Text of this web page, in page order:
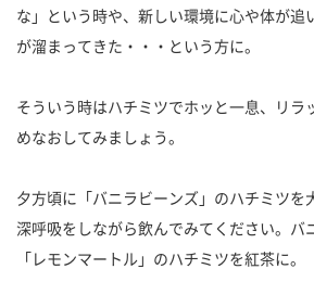
な」という時や、新しい環境に心や体が追
が溜まってきた・・・という方に。
そういう時はハチミツでホッと一息、リラ
めなおしてみましょう。
夕方頃に「バニラビーンズ」のハチミツを
深呼吸をしながら飲んでみてください。バ
「レモンマートル」のハチミツを紅茶に。